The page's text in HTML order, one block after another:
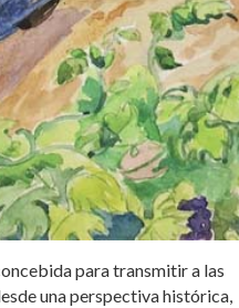
para transmitir a las
una perspectiva histórica,